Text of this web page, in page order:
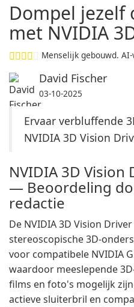
Dompel jezelf
met NVIDIA
Menselijk gebouwd.
David Fischer
03-10-2025
Ervaar verbluffende
NVIDIA 3D Vision
NVIDIA 3D Vision
— Beoordeling
redactie
De NVIDIA 3D Vision
stereoscopische 3D-
voor compatibele NVIDIA
waardoor meeslepende
films en foto's mogelijk zijn
actieve sluiterbril en